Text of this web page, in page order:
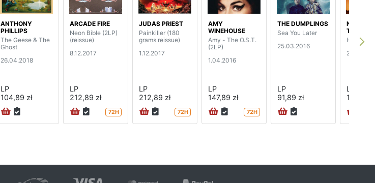
ANTHONY
PHILLIPS
The Geese & The
Ghost
26.04.2018
LP
104,89 zł
ARCADE FIRE
Neon Bible (2LP)
(reissue)
8.12.2017
LP
212,89 zł
72H
JUDAS PRIEST
Painkiller (180
grams reissue)
1.12.2017
LP
212,89 zł
72H
AMY
WINEHOUSE
Amy - The O.S.T.
(2LP)
1.04.2016
LP
147,89 zł
72H
THE DUMPLINGS
Sea You Later
25.03.2016
LP
91,89 zł
NICK
THE BAD
Henry's
LP
115,89